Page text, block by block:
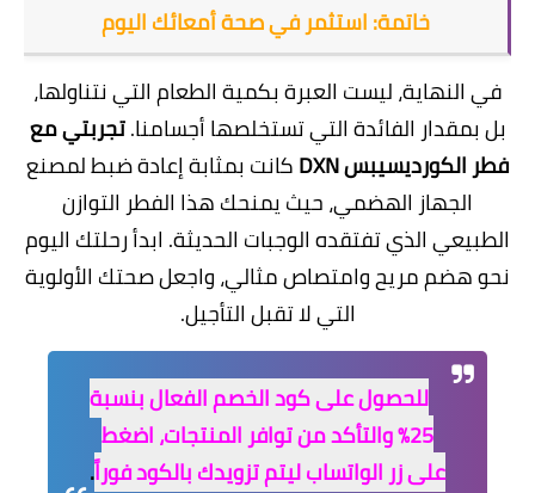
خاتمة: استثمر في صحة أمعائك اليوم
​في النهاية، ليست العبرة بكمية الطعام التي نتناولها،
بل بمقدار الفائدة التي تستخلصها أجسامنا.تجربتي مع
فطر الكورديسيبس DXN
كانت بمثابة إعادة ضبط لمصنع
الجهاز الهضمي، حيث يمنحك هذا الفطر التوازن
الطبيعي الذي تفتقده الوجبات الحديثة. ابدأ رحلتك اليوم
نحو هضم مريح وامتصاص مثالي، واجعل صحتك الأولوية
التي لا تقبل التأجيل.
للحصول على كود الخصم الفعال بنسبة
25% والتأكد من توافر المنتجات، اضغط
على زر الواتساب ليتم تزويدك بالكود فوراً.